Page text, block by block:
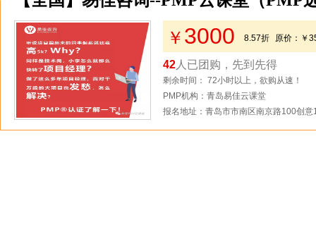
￥ 3000 8.57折 原价： ￥
42 人已团购，先到先得
剩余时间： 72小时以上，欲购从速！
PMP机构：青岛易佳云课堂
报名地址：青岛市市南区南京路100创意